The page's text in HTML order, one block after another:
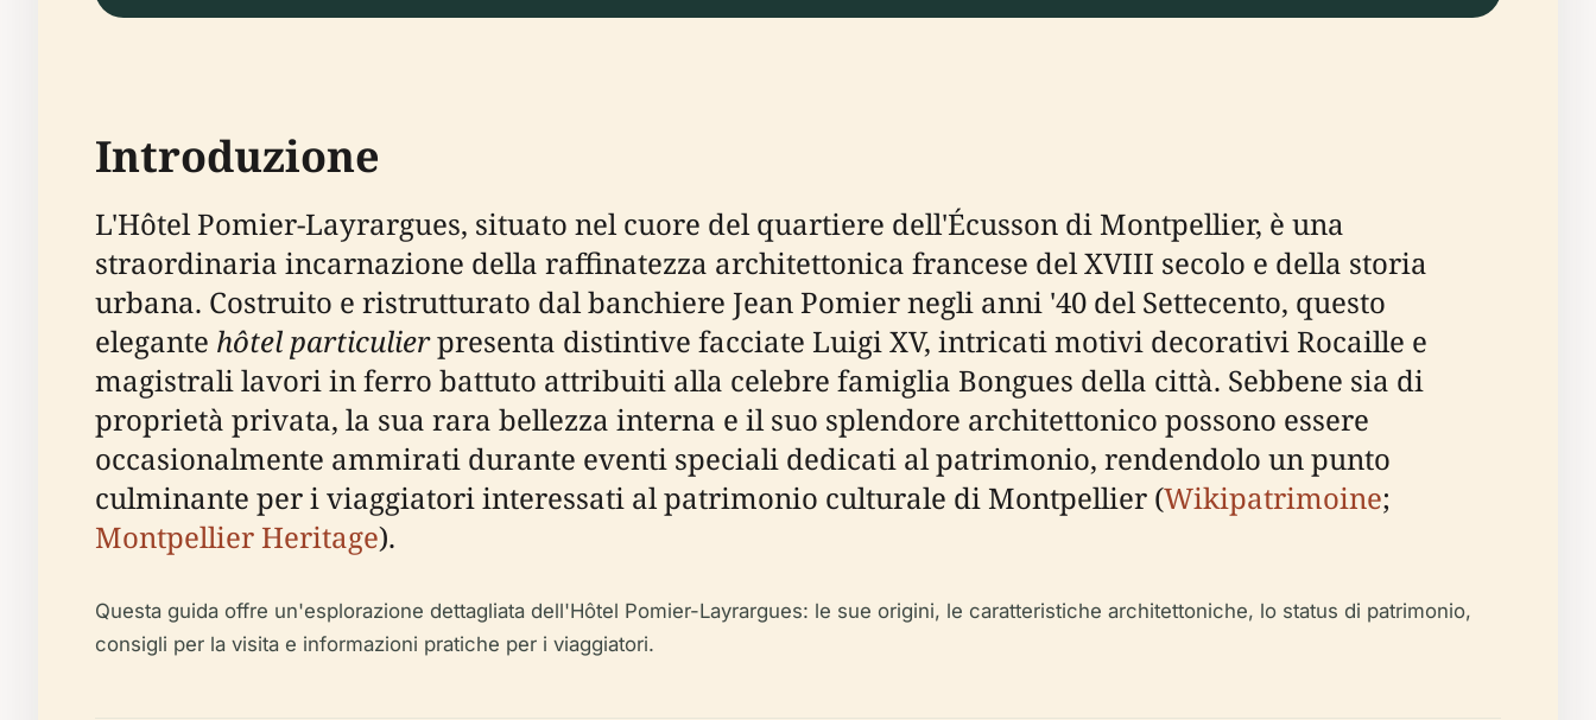
Introduzione
L'Hôtel Pomier-Layrargues, situato nel cuore del quartiere dell'Écusson di Montpellier, è una
straordinaria incarnazione della raffinatezza architettonica francese del XVIII secolo e della storia
urbana. Costruito e ristrutturato dal banchiere Jean Pomier negli anni '40 del Settecento, questo
elegante hôtel particulierpresenta distintive facciate Luigi XV, intricati motivi decorativi Rocaille e
magistrali lavori in ferro battuto attribuiti alla celebre famiglia Bongues della città. Sebbene sia di
proprietà privata, la sua rara bellezza interna e il suo splendore architettonico possono essere
occasionalmente ammirati durante eventi speciali dedicati al patrimonio, rendendolo un punto
culminante per i viaggiatori interessati al patrimonio culturale di Montpellier (Wikipatrimoine;
Montpellier Heritage).
Questa guida offre un'esplorazione dettagliata dell'Hôtel Pomier-Layrargues: le sue origini, le caratteristiche architettoniche, lo status di patrimonio,
consigli per la visita e informazioni pratiche per i viaggiatori.